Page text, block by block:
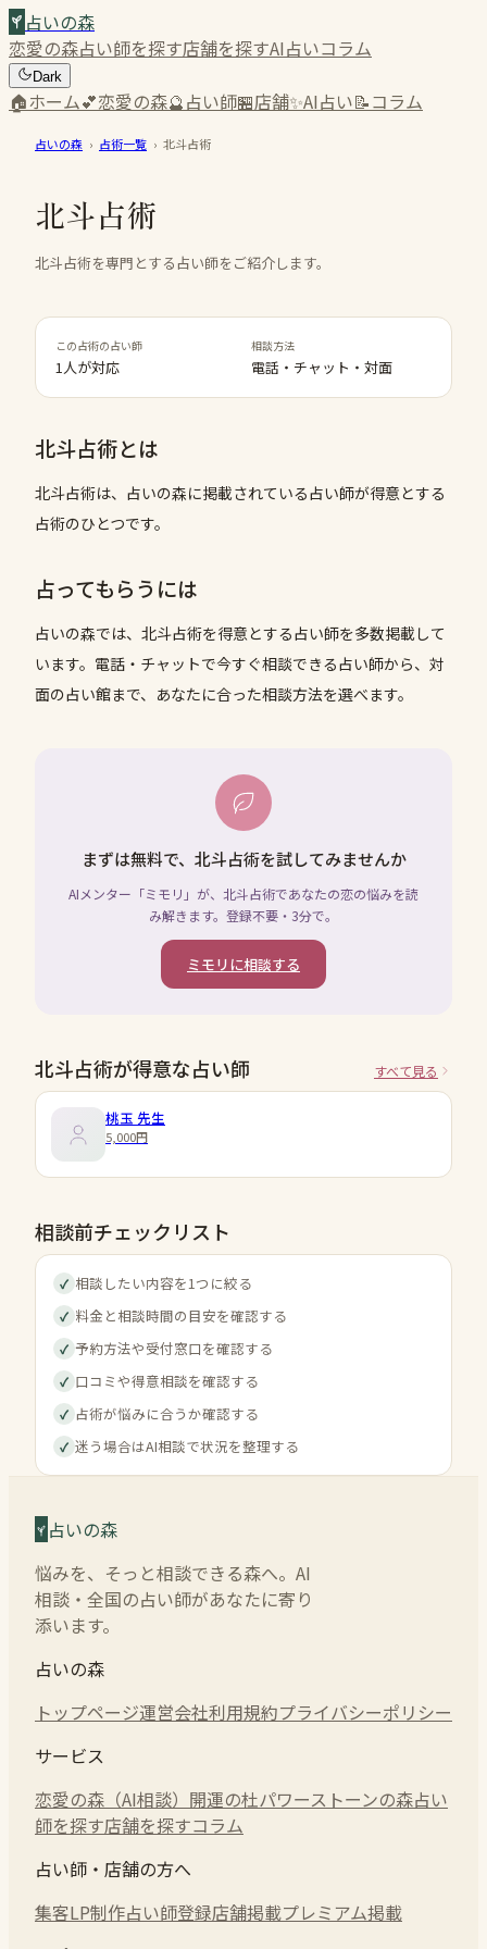
占いの森
恋愛の森占い師を探す店舗を探すAI占いコラム
Dark
🏠ホーム💕恋愛の森🔮占い師🏪店舗✨AI占い📝コラム
占いの森 › 占術一覧 › 北斗占術
北斗占術
北斗占術を専門とする占い師をご紹介します。
この占術の占い師
1人が対応
相談方法
電話・チャット・対面
北斗占術とは
北斗占術は、占いの森に掲載されている占い師が得意とする
占術のひとつです。
占ってもらうには
占いの森では、 北斗占術を得意とする占い師を多数掲載して
います。電話・チャットで今すぐ相談できる占い師から、対
面の占い館まで、あなたに合った相談方法を選べます。
まずは無料で、北斗占術を試してみませんか
AIメンター「ミモリ」が、北斗占術であなたの恋の悩みを読
み解きます。登録不要・3分で。
ミモリに相談する
北斗占術が得意な占い師 すべて見る
桃玉 先生
5,000円
相談前チェックリスト
✓ 相談したい内容を1つに絞る
✓ 料金と相談時間の目安を確認する
✓ 予約方法や受付窓口を確認する
✓ 口コミや得意相談を確認する
✓ 占術が悩みに合うか確認する
✓ 迷う場合はAI相談で状況を整理する
占いの森
悩みを、そっと相談できる森へ。AI
相談・全国の占い師があなたに寄り
添います。
占いの森
トップページ運営会社利用規約プライバシーポリシー
サービス
恋愛の森（AI相談） 開運の杜パワーストーンの森占い
師を探す店舗を探すコラム
占い師・店舗の方へ
集客LP制作占い師登録店舗掲載プレミアム掲載